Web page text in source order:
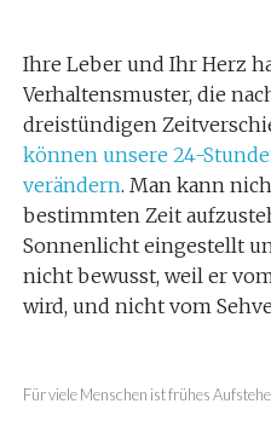
Ihre Leber und Ihr Herz
Verhaltensmuster, die
dreistündigen
können unsere 24-
verändern. Man kann
bestimmten Zeit
Sonnenlicht eingestellt
nicht bewusst, weil er
wird, und nicht vom
Für viele Menschen ist frühes